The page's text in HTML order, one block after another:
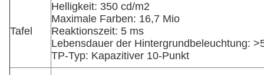
Tafel
Helligkeit: 350 cd/m2
Maximale Farben: 16,7 Mio
Reaktionszeit: 5 ms
Lebensdauer der Hintergrundbeleuchtung:
TP-Typ: Kapazitiver 10-Punkt